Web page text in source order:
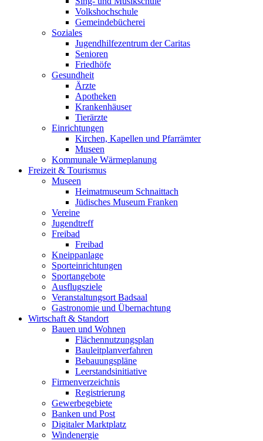
Volkshochschule
Gemeindebücherei
Soziales
Jugendhilfezentrum der Caritas
Senioren
Friedhöfe
Gesundheit
Ärzte
Apotheken
Krankenhäuser
Tierärzte
Einrichtungen
Kirchen, Kapellen und Pfarrämter
Museen
Kommunale Wärmeplanung
Freizeit & Tourismus
Museen
Heimatmuseum Schnaittach
Jüdisches Museum Franken
Vereine
Jugendtreff
Freibad
Freibad
Kneippanlage
Sporteinrichtungen
Sportangebote
Ausflugsziele
Veranstaltungsort Badsaal
Gastronomie und Übernachtung
Wirtschaft & Standort
Bauen und Wohnen
Flächennutzungsplan
Bauleitplanverfahren
Bebauungspläne
Leerstandsinitiative
Firmenverzeichnis
Registrierung
Gewerbegebiete
Banken und Post
Digitaler Marktplatz
Windenergie